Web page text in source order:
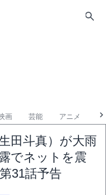
画 芸能 アニメ
田斗真）が大雨
でネットを震
31話予告